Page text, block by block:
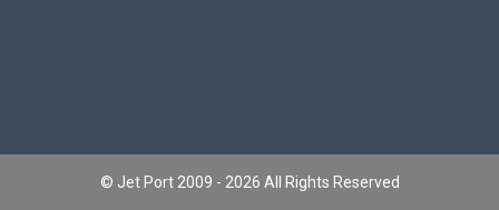
© Jet Port 2009 - 2026 All Rights Reserved